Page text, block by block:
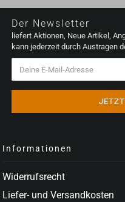
Der Newsletter
liefert Aktionen, Neue Artikel,
kann jederzeit durch Austragen
Informationen
Widerrufsrecht
Liefer- und Versandkosten